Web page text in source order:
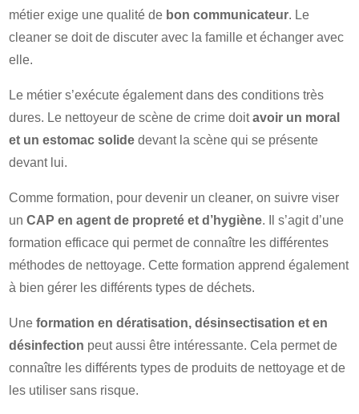
métier exige une qualité de bon communicateur. Le
cleaner se doit de discuter avec la famille et échanger avec
elle.
Le métier s’exécute également dans des conditions très
dures. Le nettoyeur de scène de crime doitavoir un moral
et un estomac solide devant la scène qui se présente
devant lui.
Comme formation, pour devenir un cleaner, on suivre viser
unCAP en agent de propreté et d’hygiène. Il s’agit d’une
formation efficace qui permet de connaître les différentes
méthodes de nettoyage. Cette formation apprend également
à bien gérer les différents types de déchets.
Uneformation en dératisation, désinsectisation et en
désinfection peut aussi être intéressante. Cela permet de
connaître les différents types de produits de nettoyage et de
les utiliser sans risque.